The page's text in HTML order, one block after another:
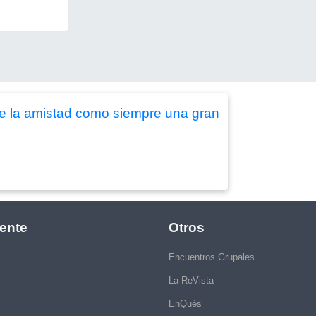
la amistad como siempre una gran
Otros
Encuentros Grupales
La ReVista
EnQués